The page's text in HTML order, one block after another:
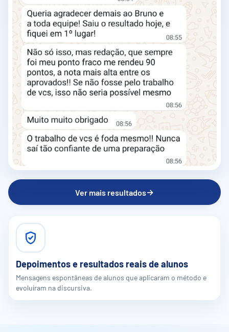
Ver mais resultados→
Depoimentos e resultados reais de alunos
Mensagens espontâneas de alunos que aplicaram o método e
evoluíram na discursiva.